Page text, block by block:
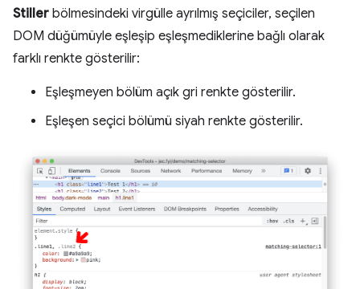
Stiller bölmesindeki virgülle ayrılmış seçiciler, seçilen
DOM düğümüyle eşleşip eşleşmediklerine bağlı olarak
farklı renkte gösterilir:
Eşleşmeyen bölüm açık gri renkte gösterilir.
Eşleşen seçici bölümü siyah renkte gösterilir.